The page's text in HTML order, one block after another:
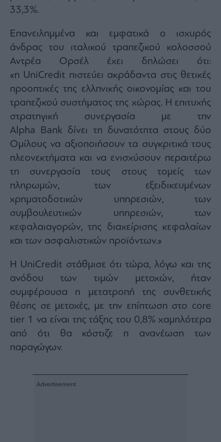
Monocle
Media
Mononews100
Εγγραφείτε
στο
Newsletter
του
mononews.gr
By
submitting
email,
agree
our
Terms
Notice.
You
opt
at
time.
This
site
is
by
and
the
33,3%.
Επανειλημμένα και εμφατικά ο ισχυρός
άνδρας του ιταλικού τραπεζικού κολοσσού
Αντρέα Ορσέλ έχει δηλώσει ότι:
«η UniCredit πιστεύει ακράδαντα στις θετικές
προοπτικές της ελληνικής οικονομίας και του
τραπεζικού συστήματος της χώρας. Η επιτυχής
στρατηγική συνεργασία με την
Αlpha Bank δίνει τη δυνατότητα στους δύο
Ομίλους να αξιοποιήσουν τα συγκριτικά τους
πλεονεκτήματα και να ενισχύσουν περαιτέρω
τη συνεργασία τους στους τομείς των
πληρωμών, των εξειδικευμένων
χρηματοδοτικών υπηρεσιών, των
συμβουλευτικών υπηρεσιών, των
κεφαλαιαγορών, της διαχείρισης κεφαλαίων
και των ασφαλιστικών προϊόντων.»
Η UniCredit στάθμισε ότι τώρα, λόγω και της
ανόδου των τιμών μετοχών, ήταν
συμφέρουσα η μετατροπή της συνθετικής
θέσης σε μετοχές, με την επίπτωση στο core
tier 1 να είναι της τάξης του 0,8% χαμηλότερα
από ότι θα κόστιζε η ανανέωση των
παραγώγων.